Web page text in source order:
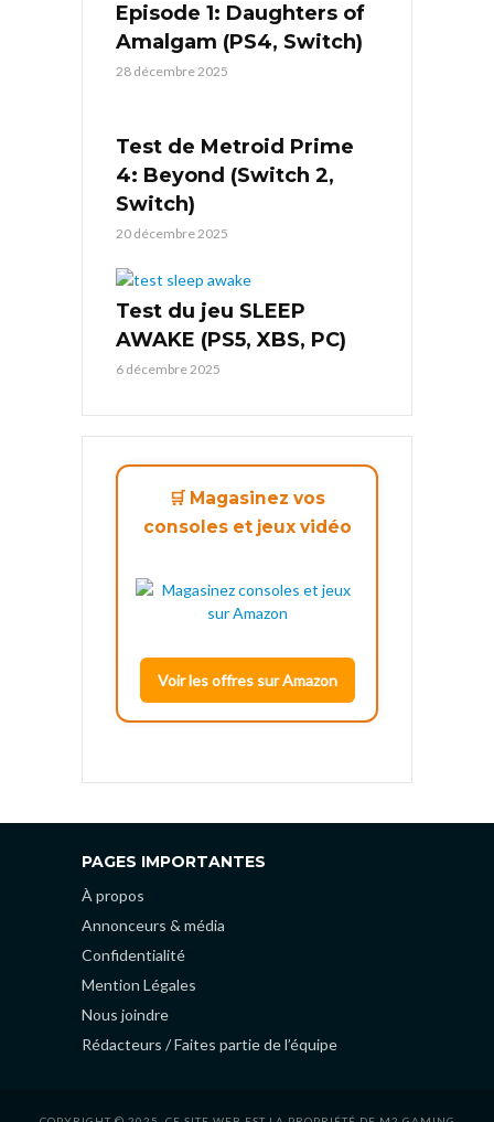
Episode 1: Daughters of
Amalgam (PS4, Switch)
28 décembre 2025
Test de Metroid Prime
4: Beyond (Switch 2,
Switch)
20 décembre 2025
Test du jeu SLEEP
AWAKE (PS5, XBS, PC)
6 décembre 2025
🛒 Magasinez vos
consoles et jeux vidéo
Voir les offres sur Amazon
PAGES IMPORTANTES
À propos
Annonceurs & média
Confidentialité
Mention Légales
Nous joindre
Rédacteurs / Faites partie de l’équipe